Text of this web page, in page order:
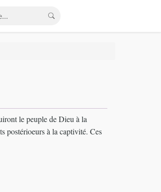
le peuple de Dieu à la
postérioeurs à la captivité. Ces